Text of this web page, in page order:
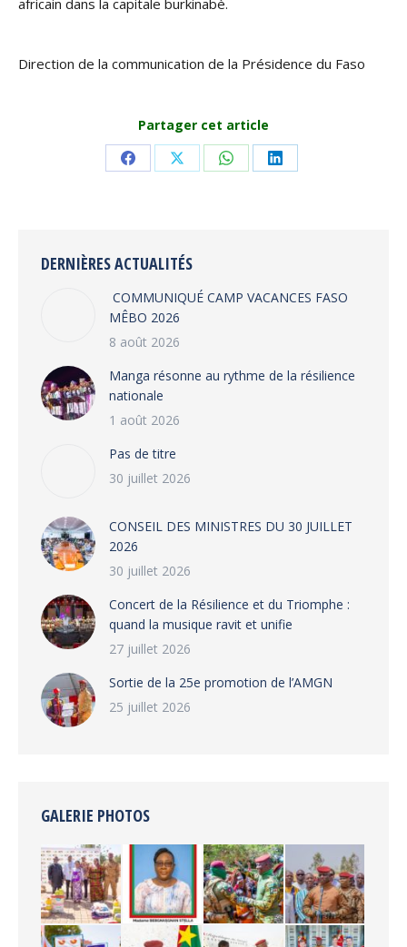
Direction de la communication de la Présidence du Faso
Partager cet article
Share Share Share Share
DERNIÈRES ACTUALITÉS
COMMUNIQUÉ CAMP VACANCES FASO
MÊBO 2026
8 août 2026
Manga résonne au rythme de la résilience
nationale
1 août 2026
Pas de titre
30 juillet 2026
CONSEIL DES MINISTRES DU 30 JUILLET
2026
30 juillet 2026
‎​Concert de la Résilience et du Triomphe :
quand la musique ravit et unifie
27 juillet 2026
‎Sortie de la 25e promotion de l’AMGN
25 juillet 2026
GALERIE PHOTOS